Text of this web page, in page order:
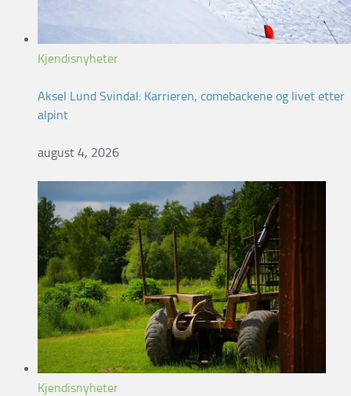
Kjendisnyheter
Aksel Lund Svindal: Karrieren, comebackene og livet etter
alpint
august 4, 2026
Kjendisnyheter